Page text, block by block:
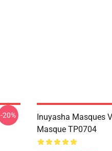
-20%
Inuyasha Masques
Masque TP0704